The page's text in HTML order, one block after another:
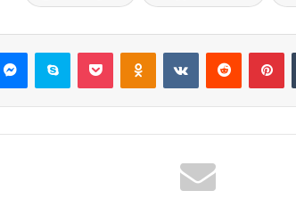
بينتيريست Odnoklassniki
بوكيت سكايب